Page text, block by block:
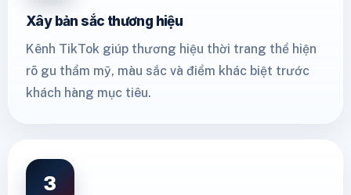
Xây bản sắc thương hiệu
Kênh TikTok giúp thương hiệu thời trang thể hiện
rõ gu thẩm mỹ, màu sắc và điểm khác biệt trước
khách hàng mục tiêu.
3